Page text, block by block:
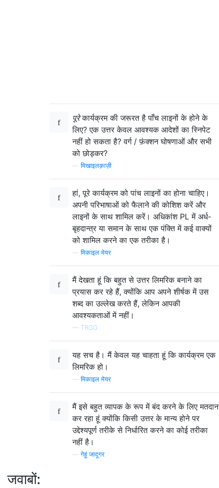
पूरेकार्यक्रम की जरूरत है पाँच लाइनों के होने के
लिए? एक उत्तर केवल आवश्यक आदेशों का स्निपेट
नहीं हो सकता है? वर्ग / फ़ंक्शन घोषणाओं और सभी
को छोड़कर?
—मिखाइलक़ाज़ी
हां, पूरे कार्यक्रम को पांच लाइनों का होना चाहिए।
अपनी परिभाषाओं को फैलाने की कोशिश करें और
लाइनों के साथ शामिल करें। अधिकांश PL में अर्ध-
बृहदान्त्र या समान के साथ एक पंक्ति में कई वाक्यों
को शामिल करने का एक तरीका है।
—मिकाइल मेयर
मैं देखता हूं कि बहुत से उत्तर लिमरिक बनाने का
प्रयास कर रहे हैं, क्योंकि आप अपने शीर्षक में उस
शब्द का उल्लेख करते हैं, लेकिन आपकी
आवश्यकताओं में नहीं।
— TRGG
यह सच है। मैं केवल यह चाहता हूं कि कार्यक्रम एक
लिमरिक हो।
—मिकाइल मेयर
मैं इसे बहुत व्यापक के रूप में बंद करने के लिए मतदान
कर रहा हूं क्योंकि किसी उत्तर के मान्य होने पर
उद्देश्यपूर्ण तरीके से निर्धारित करने का कोई तरीका
नहीं है।
—गेहूं जादूगर
जवाबों: